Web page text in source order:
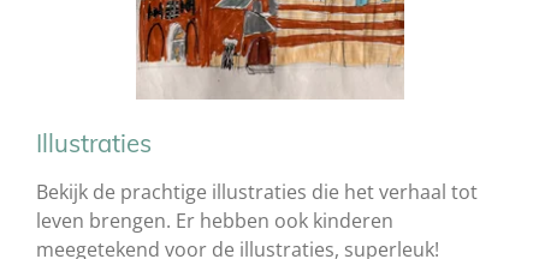
Illustraties
Bekijk de prachtige illustraties die het verhaal tot
leven brengen. Er hebben ook kinderen
meegetekend voor de illustraties, superleuk!